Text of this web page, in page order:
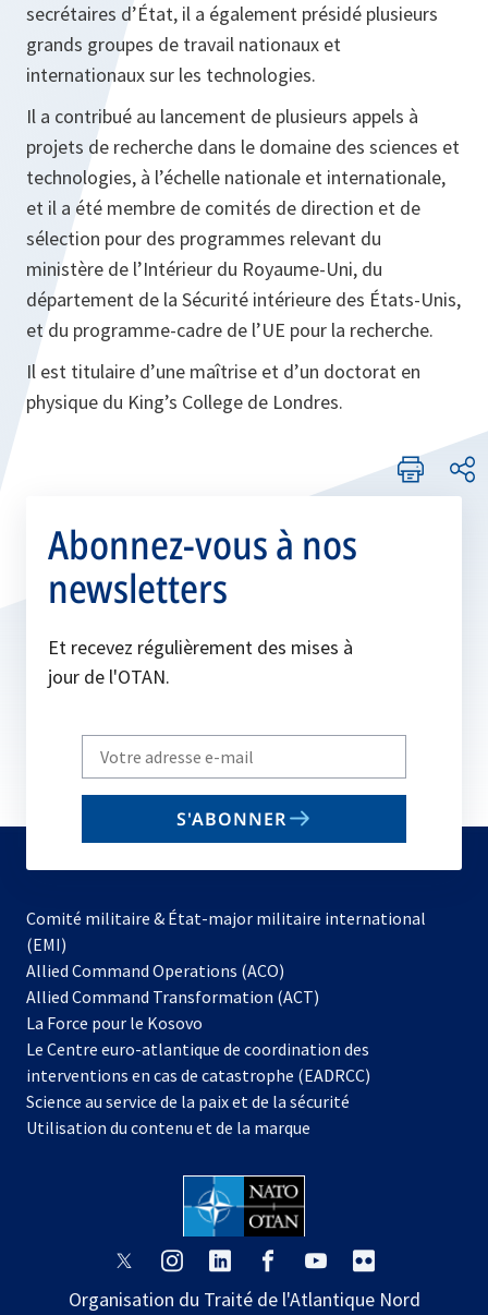
secrétaires d’État, il a également présidé plusieurs
grands groupes de travail nationaux et
internationaux sur les technologies.
Il a contribué au lancement de plusieurs appels à
projets de recherche dans le domaine des sciences et
technologies, à l’échelle nationale et internationale,
et il a été membre de comités de direction et de
sélection pour des programmes relevant du
ministère de l’Intérieur du Royaume-Uni, du
département de la Sécurité intérieure des États-Unis,
et du programme-cadre de l’UE pour la recherche.
Il est titulaire d’une maîtrise et d’un doctorat en
physique du King’s College de Londres.
Abonnez-vous à nos
newsletters
Et recevez régulièrement des mises à
jour de l'OTAN.
Write
your
email
S'ABONNER
Comité militaire & État-major militaire international
(EMI)
Allied Command Operations (ACO)
dans
nouvel
onglet
Allied Command Transformation (ACT)
La Force pour le Kosovo
dans
un
nouvel
onglet
Le Centre euro-atlantique de coordination des
interventions en cas de catastrophe (EADRCC)
Science au service de la paix et de la sécurité
Utilisation du contenu et de la marque
s’ouvre
un
s’ouvre
un
s’ouvre
un
s’ouvre
un
s’ouvre
un
un
Organisation du Traité de l'Atlantique Nord